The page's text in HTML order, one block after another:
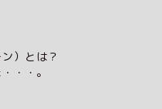
）とは？
・・。